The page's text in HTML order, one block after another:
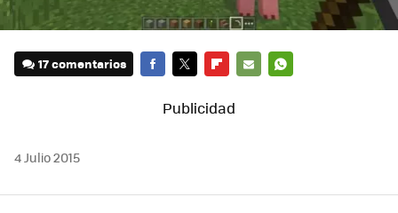
17 comentarios
4 Julio 2015